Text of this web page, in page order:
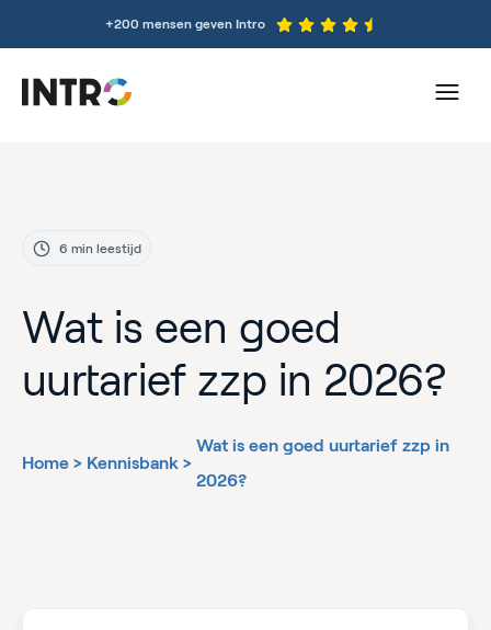
+200 mensen geven Intro
6 min leestijd
Wat is een goed
uurtarief zzp in 2026?
Home > Kennisbank >
Wat is een goed uurtarief zzp in
2026?